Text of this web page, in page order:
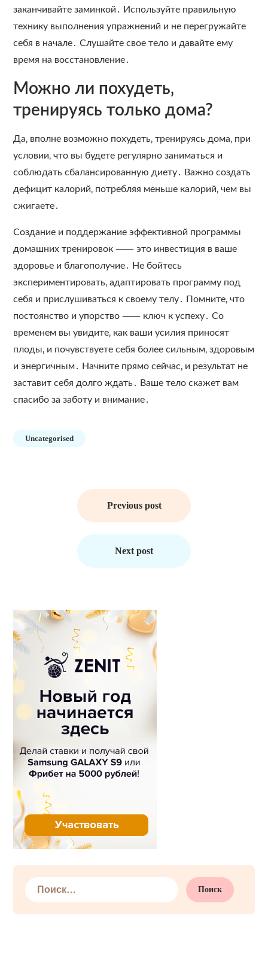
заканчивайте заминкой․ Используйте правильную
технику выполнения упражнений и не перегружайте
себя в начале․ Слушайте свое тело и давайте ему
время на восстановление․
Можно ли похудеть‚
тренируясь только дома?
Да‚ вполне возможно похудеть‚ тренируясь дома‚ при
условии‚ что вы будете регулярно заниматься и
соблюдать сбалансированную диету․ Важно создать
дефицит калорий‚ потребляя меньше калорий‚ чем вы
сжигаете․
Создание и поддержание эффективной программы
домашних тренировок ⸺ это инвестиция в ваше
здоровье и благополучие․ Не бойтесь
экспериментировать‚ адаптировать программу под
себя и прислушиваться к своему телу․ Помните‚ что
постоянство и упорство ⸺ ключ к успеху․ Со
временем вы увидите‚ как ваши усилия приносят
плоды‚ и почувствуете себя более сильным‚ здоровым
и энергичным․ Начните прямо сейчас‚ и результат не
заставит себя долго ждать․ Ваше тело скажет вам
спасибо за заботу и внимание․
Uncategorised
Previous post
Next post
Найти: